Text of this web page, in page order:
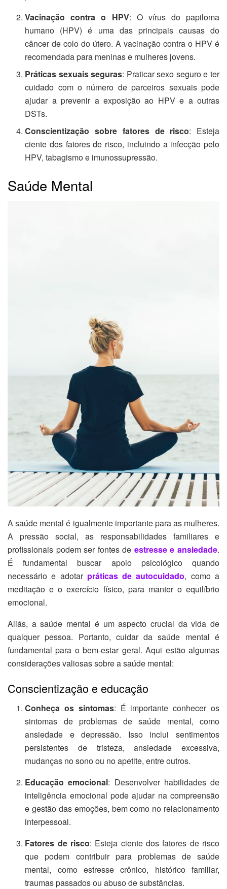
Vacinação contra o HPV: O vírus do papiloma
humano (HPV) é uma das principais causas do
câncer de colo do útero. A vacinação contra o HPV é
recomendada para meninas e mulheres jovens.
Práticas sexuais seguras: Praticar sexo seguro e ter
cuidado com o número de parceiros sexuais pode
ajudar a prevenir a exposição ao HPV e a outras
DSTs.
Conscientização sobre fatores de risco: Esteja
ciente dos fatores de risco, incluindo a infecção pelo
HPV, tabagismo e imunossupressão.
Saúde Mental
A saúde mental é igualmente importante para as mulheres.
A pressão social, as responsabilidades familiares e
profissionais podem ser fontes de estresse e ansiedade.
É fundamental buscar apoio psicológico quando
necessário e adotar práticas de autocuidado, como a
meditação e o exercício físico, para manter o equilíbrio
emocional.
Aliás, a saúde mental é um aspecto crucial da vida de
qualquer pessoa. Portanto, cuidar da saúde mental é
fundamental para o bem-estar geral. Aqui estão algumas
considerações valiosas sobre a saúde mental:
Conscientização e educação
Conheça os sintomas: É importante conhecer os
sintomas de problemas de saúde mental, como
ansiedade e depressão. Isso inclui sentimentos
persistentes de tristeza, ansiedade excessiva,
mudanças no sono ou no apetite, entre outros.
Educação emocional: Desenvolver habilidades de
inteligência emocional pode ajudar na compreensão
e gestão das emoções, bem como no relacionamento
interpessoal.
Fatores de risco: Esteja ciente dos fatores de risco
que podem contribuir para problemas de saúde
mental, como estresse crônico, histórico familiar,
traumas passados ou abuso de substâncias.